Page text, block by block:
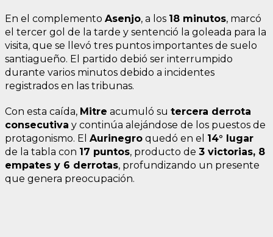
En el complemento Asenjo, a los 18 minutos, marcó
el tercer gol de la tarde y sentenció la goleada para la
visita, que se llevó tres puntos importantes de suelo
santiagueño. El partido debió ser interrumpido
durante varios minutos debido a incidentes
registrados en las tribunas.
Con esta caída, Mitre acumuló su tercera derrota
consecutiva y continúa alejándose de los puestos de
protagonismo. El Aurinegro quedó en el 14° lugar
de la tabla con 17 puntos, producto de 3 victorias, 8
empates y 6 derrotas, profundizando un presente
que genera preocupación.